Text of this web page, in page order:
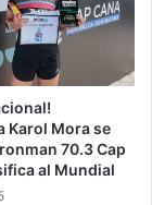
Karol Mora se
70.3 Cap
al Mundial